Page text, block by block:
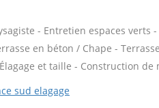
- Entretien espaces
en béton / Chape -
et taille - Construction de
sud elagage